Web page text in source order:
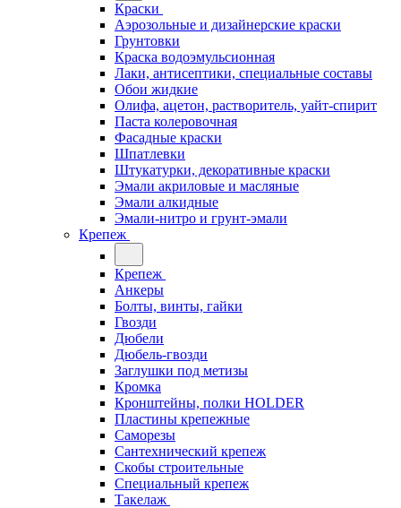
Краски
Аэрозольные и дизайнерские краски
Грунтовки
Краска водоэмульсионная
Лаки, антисептики, специальные составы
Обои жидкие
Олифа, ацетон, растворитель, уайт-спирит
Паста колеровочная
Фасадные краски
Шпатлевки
Штукатурки, декоративные краски
Эмали акриловые и масляные
Эмали алкидные
Эмали-нитро и грунт-эмали
Крепеж
Крепеж
Анкеры
Болты, винты, гайки
Гвозди
Дюбели
Дюбель-гвозди
Заглушки под метизы
Кромка
Кронштейны, полки НОLDER
Пластины крепежные
Саморезы
Сантехнический крепеж
Скобы строительные
Специальный крепеж
Такелаж